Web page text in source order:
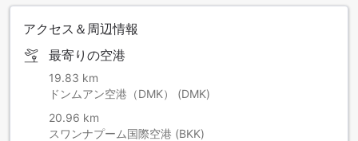
アクセス＆周辺情報
最寄りの空港
19.83 km
ドンムアン空港（DMK） (DMK)
20.96 km
スワンナプーム国際空港 (BKK)